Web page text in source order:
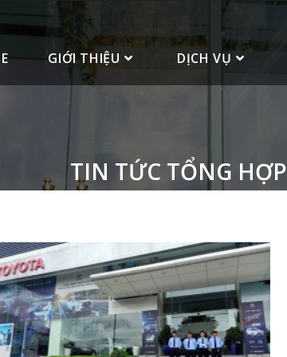
GIỚI THIỆU DỊCH VỤ
TIN TỨC TỔNG HỢP